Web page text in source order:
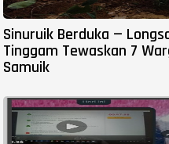
Sinuruik Berduka —
Tinggam Tewaskan 7
Samuik